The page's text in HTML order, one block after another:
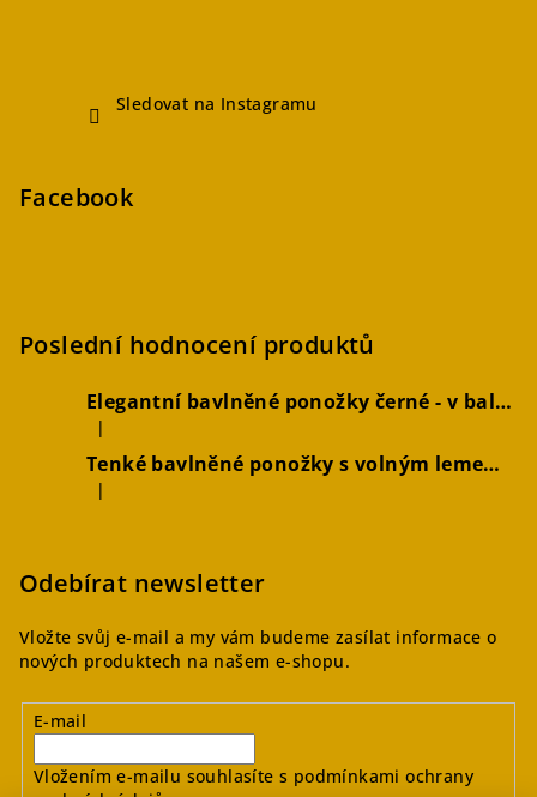
Sledovat na Instagramu
Facebook
Poslední hodnocení produktů
Elegantní bavlněné ponožky černé - v balení 2 párů
Hodnocení produktu je 5 z 5 hvězdiček.
|
Tenké bavlněné ponožky s volným lemem hořčicové, 2 páry
Hodnocení produktu je 4 z 5 hvězdiček.
|
Odebírat newsletter
Vložte svůj e-mail a my vám budeme zasílat informace o
nových produktech na našem e-shopu.
E-mail
Vložením e-mailu souhlasíte s podmínkami ochrany